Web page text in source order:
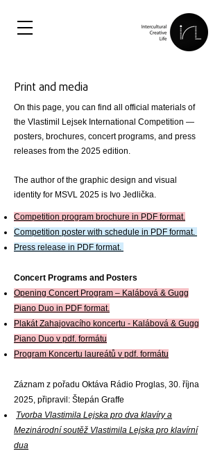
Print and media
On this page, you can find all official materials of
the Vlastimil Lejsek International Competition —
posters, brochures, concert programs, and press
releases from the 2025 edition.
The author of the graphic design and visual
identity for MSVL 2025 is Ivo Jedlička.
Competition program brochure in PDF format.
Competition poster with schedule in PDF format.
Press release in PDF format.
Concert Programs and Posters
Opening Concert Program – Kalábová & Gugg
Piano Duo in PDF format.
Plakát Zahajovacího koncertu - Kalábová & Gugg
Piano Duo v pdf. formátu
Program Koncertu laureátů v pdf. formátu
Záznam z pořadu Oktáva Rádio Proglas, 30. října
2025, připravil: Štepán Graffe
Tvorba Vlastimila Lejska pro dva klavíry a
Mezinárodní soutěž Vlastimila Lejska pro klavírní
dua